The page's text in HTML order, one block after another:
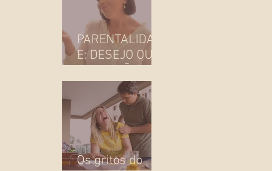
PARENTALIDAD
E: DESEJO OU
SOCIAL?
Os gritos do